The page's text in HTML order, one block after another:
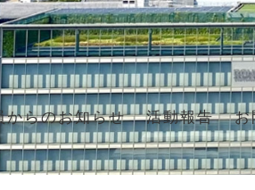
からのお知らせ 活動報告 お